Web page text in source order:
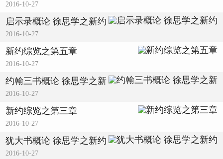
2016-10-27
启示录概论 徐思学之新约
2016-10-27
新约综览之第五章
2016-10-27
约翰三书概论 徐思学之新
2016-10-27
新约综览之第三章
2016-10-27
犹大书概论 徐思学之新约
2016-10-27